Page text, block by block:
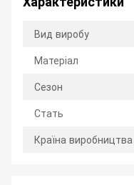
Вид виробу
Матеріал
Сезон
Стать
Країна виробництва